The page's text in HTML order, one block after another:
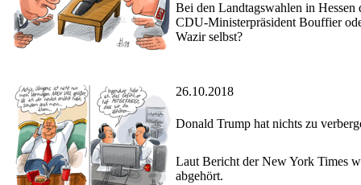
Bei den Landtagswahlen in
CDU-Ministerpräsident Bouffier
Wazir selbst?
26.10.2018
Donald Trump hat nichts zu
Laut Bericht der New York Times
abgehört.